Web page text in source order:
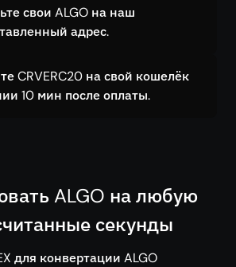
свои ALGO на наш
адрес.
CRVERC20 на свой кошелёк
10 мин после оплаты.
ALGO на любую
секунды
для конвертации ALGO